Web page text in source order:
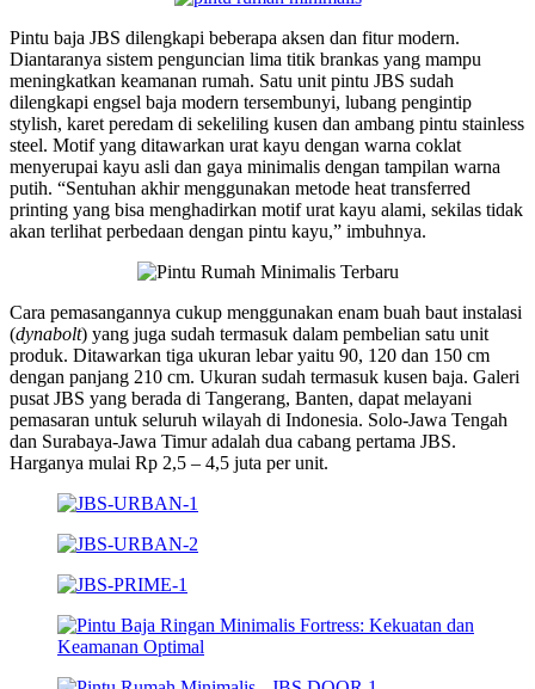
Pintu baja JBS dilengkapi beberapa aksen dan fitur modern.
Diantaranya sistem penguncian lima titik brankas yang mampu
meningkatkan keamanan rumah. Satu unit pintu JBS sudah
dilengkapi engsel baja modern tersembunyi, lubang pengintip
stylish, karet peredam di sekeliling kusen dan ambang pintu stainless
steel. Motif yang ditawarkan urat kayu dengan warna coklat
menyerupai kayu asli dan gaya minimalis dengan tampilan warna
putih. “Sentuhan akhir menggunakan metode heat transferred
printing yang bisa menghadirkan motif urat kayu alami, sekilas tidak
akan terlihat perbedaan dengan pintu kayu,” imbuhnya.
Cara pemasangannya cukup menggunakan enam buah baut instalasi
(dynabolt) yang juga sudah termasuk dalam pembelian satu unit
produk. Ditawarkan tiga ukuran lebar yaitu 90, 120 dan 150 cm
dengan panjang 210 cm. Ukuran sudah termasuk kusen baja. Galeri
pusat JBS yang berada di Tangerang, Banten, dapat melayani
pemasaran untuk seluruh wilayah di Indonesia. Solo-Jawa Tengah
dan Surabaya-Jawa Timur adalah dua cabang pertama JBS.
Harganya mulai Rp 2,5 – 4,5 juta per unit.